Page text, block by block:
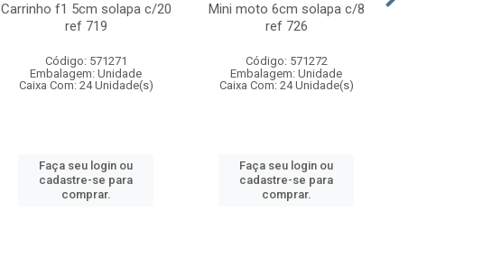
Carrinho f1 5cm solapa c/20
ref 719
Código: 571271
Embalagem: Unidade
Caixa Com: 24 Unidade(s)
Faça seu login ou
cadastre-se para
comprar.
Mini moto 6cm solapa c/8
ref 726
Código: 571272
Embalagem: Unidade
Caixa Com: 24 Unidade(s)
Faça seu login ou
cadastre-se para
comprar.